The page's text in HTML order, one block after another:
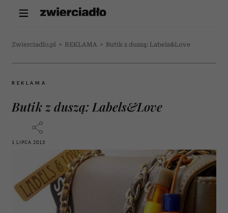
Zwierciadlo.pl > REKLAMA > Butik z duszą: Labels&Love
REKLAMA
Butik z duszą: Labels&Love
1 LIPCA 2013